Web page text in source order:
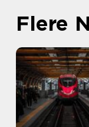
Flere